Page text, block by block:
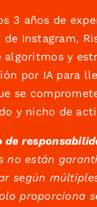
3 años de
Instagram,
algoritmos y
por IA para
se
y nicho de
de
no están
según
proporciona